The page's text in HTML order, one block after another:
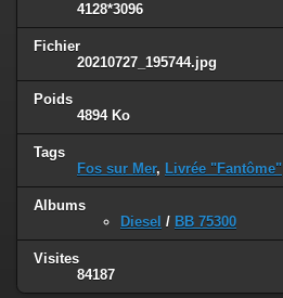
4128*3096
Fichier
20210727_195744.jpg
Poids
4894 Ko
Tags
Fos sur Mer, Livrée "Fantôme"
Albums
Diesel / BB 75300
Visites
84187